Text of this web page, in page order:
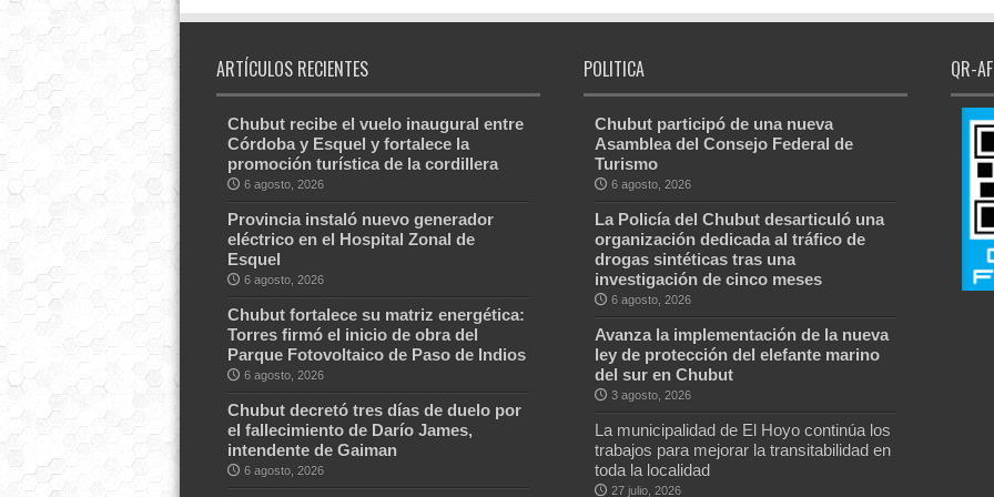
ARTÍCULOS RECIENTES
Chubut recibe el vuelo inaugural entre
Córdoba y Esquel y fortalece la
promoción turística de la cordillera
6 agosto, 2026
Provincia instaló nuevo generador
eléctrico en el Hospital Zonal de
Esquel
6 agosto, 2026
Chubut fortalece su matriz energética:
Torres firmó el inicio de obra del
Parque Fotovoltaico de Paso de Indios
6 agosto, 2026
Chubut decretó tres días de duelo por
el fallecimiento de Darío James,
intendente de Gaiman
6 agosto, 2026
POLITICA
Chubut participó de una nueva
Asamblea del Consejo Federal de
Turismo
6 agosto, 2026
La Policía del Chubut desarticuló una
organización dedicada al tráfico de
drogas sintéticas tras una
investigación de cinco meses
6 agosto, 2026
Avanza la implementación de la nueva
ley de protección del elefante marino
del sur en Chubut
3 agosto, 2026
La municipalidad de El Hoyo continúa los
trabajos para mejorar la transitabilidad en
toda la localidad
27 julio, 2026
QR-